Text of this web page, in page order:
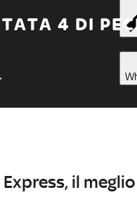
4 DI
Express, il